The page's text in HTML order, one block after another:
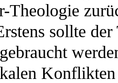
Theologie
sollte